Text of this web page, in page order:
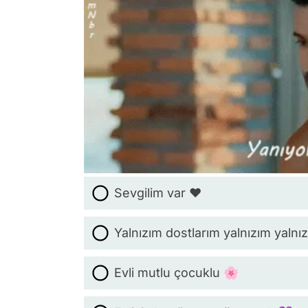
Sevgilim var ❤️
Yalnızım dostlarım yalnızım
Evli mutlu çocuklu 🌸